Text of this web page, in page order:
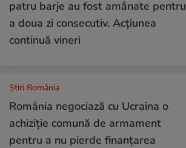
patru barje au fost amânate pentru
a doua zi consecutiv. Acțiunea
continuă vineri
Știri România
România negociază cu Ucraina o
achiziție comună de armament
pentru a nu pierde finanțarea